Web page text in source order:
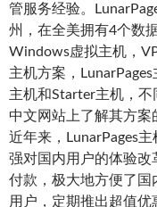
管服务经验。
州，在全美拥有4个数
Windows虚拟主机，
主机方案，
主机和Starter主机，
中文网站上了解其方案
近年来，LunarPages
强对国内用户的体验改
付款，极大地方便了国
用户，定期推出超值